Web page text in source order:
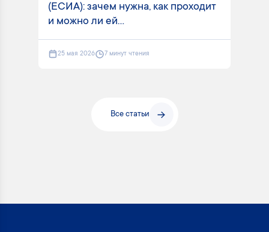
(ЕСИА): зачем нужна, как проходит
и можно ли ей...
25 мая 2026 7 минут чтения
Все статьи